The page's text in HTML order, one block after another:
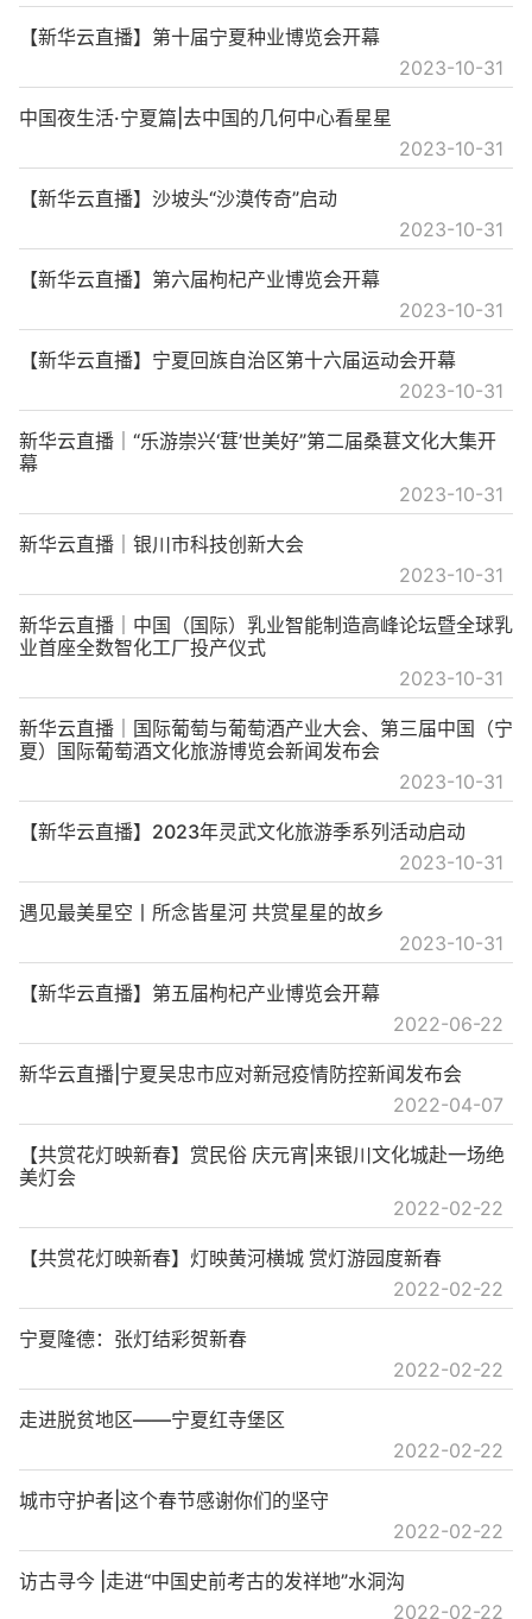
2023-10-31
【新华云直播】第十届宁夏种业博览会开幕
2023-10-31
中国夜生活·宁夏篇|去中国的几何中心看星星
2023-10-31
【新华云直播】沙坡头“沙漠传奇”启动
2023-10-31
【新华云直播】第六届枸杞产业博览会开幕
2023-10-31
【新华云直播】宁夏回族自治区第十六届运动会开幕
2023-10-31
新华云直播｜“乐游崇兴‘葚’世美好”第二届桑葚文化大集开
幕
2023-10-31
新华云直播｜银川市科技创新大会
2023-10-31
新华云直播｜中国（国际）乳业智能制造高峰论坛暨全球乳
业首座全数智化工厂投产仪式
2023-10-31
新华云直播｜国际葡萄与葡萄酒产业大会、第三届中国（宁
夏）国际葡萄酒文化旅游博览会新闻发布会
2023-10-31
【新华云直播】2023年灵武文化旅游季系列活动启动
2023-10-31
遇见最美星空丨所念皆星河 共赏星星的故乡
2022-06-22
【新华云直播】第五届枸杞产业博览会开幕
2022-04-07
新华云直播|宁夏吴忠市应对新冠疫情防控新闻发布会
2022-02-22
【共赏花灯映新春】赏民俗 庆元宵|来银川文化城赴一场绝
美灯会
2022-02-22
【共赏花灯映新春】灯映黄河横城 赏灯游园度新春
2022-02-22
宁夏隆德：张灯结彩贺新春
2022-02-22
走进脱贫地区——宁夏红寺堡区
2022-02-22
城市守护者|这个春节感谢你们的坚守
2022-02-22
访古寻今 |走进“中国史前考古的发祥地”水洞沟